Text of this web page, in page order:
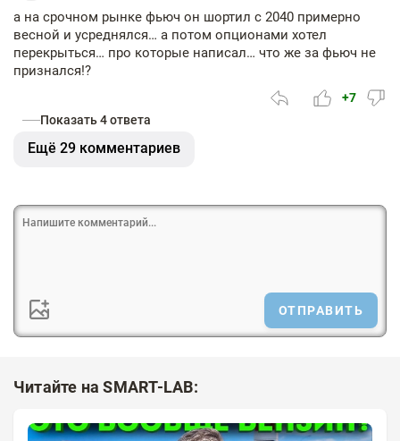
а на срочном рынке фьюч он шортил с 2040 примерно
весной и усреднялся… а потом опционами хотел
перекрыться… про которые написал… что же за фьюч не
признался!?
+7
Показать 4 ответа
Ещё 29 комментариев
ОТПРАВИТЬ
Читайте на SMART-LAB: